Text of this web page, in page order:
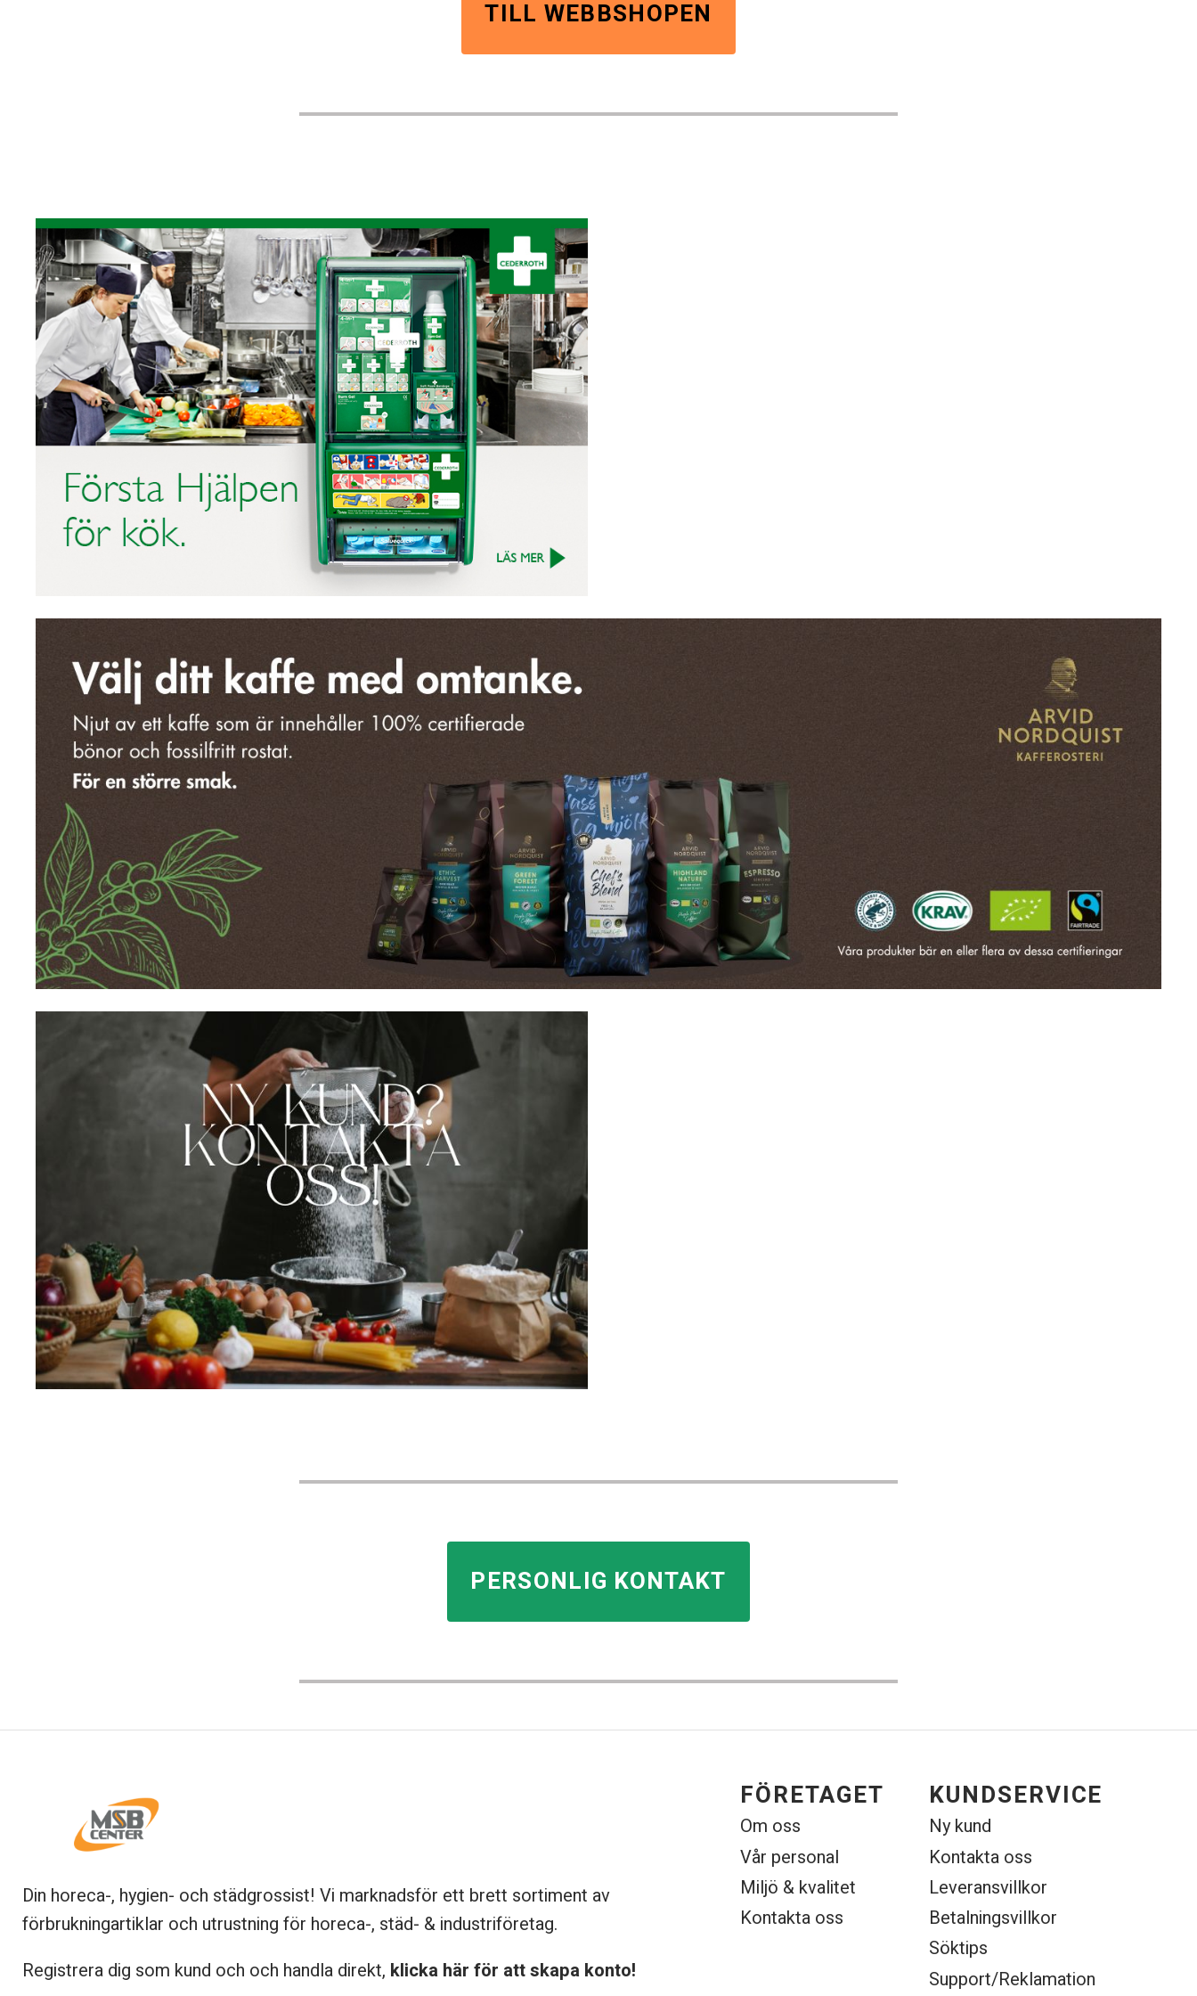
TILL WEBBSHOPEN
PERSONLIG KONTAKT
Din horeca-, hygien- och städgrossist! Vi marknadsför ett brett sortiment av
förbrukningartiklar och utrustning för horeca-, städ- & industriföretag.
Registrera dig som kund och och handla direkt, klicka här för att skapa konto!
FÖRETAGET
Om oss
Vår personal
Miljö & kvalitet
Kontakta oss
KUNDSERVICE
Ny kund
Kontakta oss
Leveransvillkor
Betalningsvillkor
Söktips
Support/Reklamation